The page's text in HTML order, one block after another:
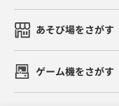
あそび場をさがす
ゲーム機をさがす